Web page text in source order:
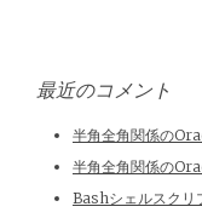
最近のコメント
半角全角関係の
半角全角関係の
Bashシェルスクリ